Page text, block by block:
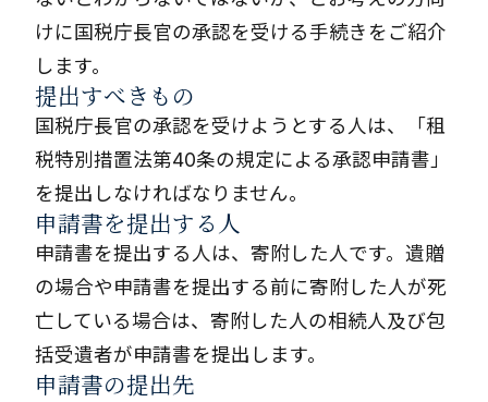
けに国税庁長官の承認を受ける手続きをご紹介
します。
提出すべきもの
国税庁長官の承認を受けようとする人は、「租
税特別措置法第40条の規定による承認申請書」
を提出しなければなりません。
申請書を提出する人
申請書を提出する人は、寄附した人です。遺贈
の場合や申請書を提出する前に寄附した人が死
亡している場合は、寄附した人の相続人及び包
括受遺者が申請書を提出します。
申請書の提出先